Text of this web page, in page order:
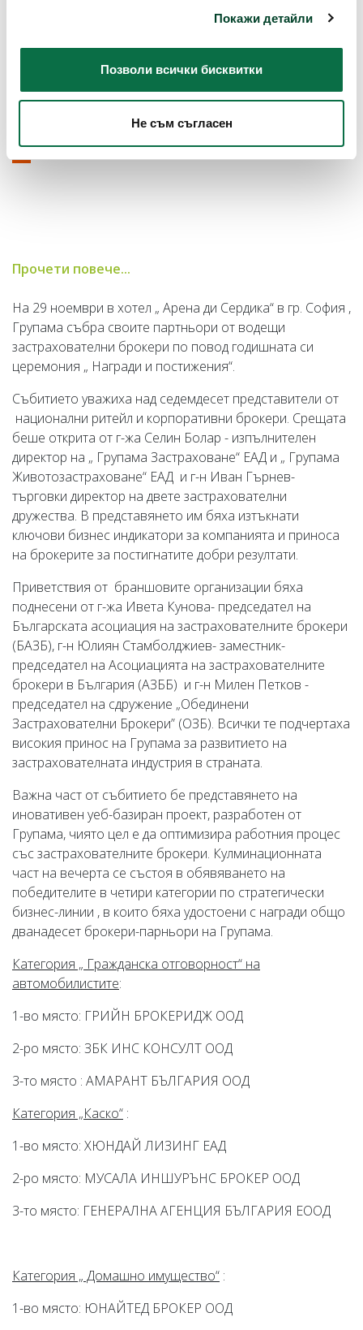
Покажи детайли
Позволи всички бисквитки
Не съм съгласен
Прочети повече...
На 29 ноември в хотел „ Арена ди Сердика“ в гр. София ,
Групама събра своите партньори от водещи
застрахователни брокери по повод годишната си
церемония „ Награди и постижения“.
Събитието уважиха над седемдесет представители от
национални ритейл и корпоративни брокери. Срещата
беше открита от г-жа Селин Болар - изпълнителен
директор на „ Групама Застраховане“ ЕАД и „ Групама
Животозастраховане“ ЕАД и г-н Иван Гърнев-
търговки директор на двете застрахователни
дружества. В представянето им бяха изтъкнати
ключови бизнес индикатори за компанията и приноса
на брокерите за постигнатите добри резултати.
Приветствия от браншовите организации бяха
поднесени от г-жа Ивета Кунова- председател на
Българската асоциация на застрахователните брокери
(БАЗБ), г-н Юлиян Стамболджиев- заместник-
председател на Асоциацията на застрахователните
брокери в България (АЗББ) и г-н Милен Петков -
председател на сдружение „Обединени
Застрахователни Брокери” (ОЗБ). Всички те подчертаха
високия принос на Групама за развитието на
застрахователната индустрия в страната.
Важна част от събитието бе представянето на
иновативен уеб-базиран проект, разработен от
Групама, чиято цел е да оптимизира работния процес
със застрахователните брокери. Кулминационната
част на вечерта се състоя в обявяването на
победителите в четири категории по стратегически
бизнес-линии , в които бяха удостоени с награди общо
дванадесет брокери-парньори на Групама.
Категория „ Гражданска отговорност“ на
автомобилистите:
1-во място: ГРИЙН БРОКЕРИДЖ ООД
2-ро място: ЗБК ИНС КОНСУЛТ ООД
3-то място : АМАРАНТ БЪЛГАРИЯ ООД
Категория „Каско“ :
1-во място: ХЮНДАЙ ЛИЗИНГ ЕАД
2-ро място: МУСАЛА ИНШУРЪНС БРОКЕР ООД
3-то място: ГЕНЕРАЛНА АГЕНЦИЯ БЪЛГАРИЯ ЕООД
Категория „ Домашно имущество“ :
1-во място: ЮНАЙТЕД БРОКЕР ООД